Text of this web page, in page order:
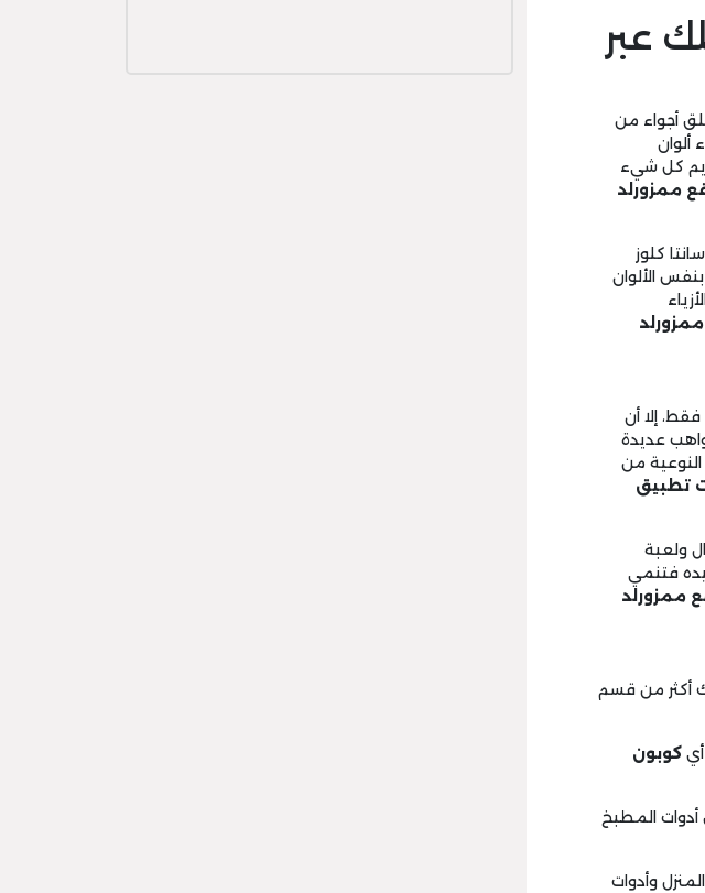
عبر
أجواء من
ألوان
كل شيء
ممزورلد
كلوز
الألوان
إلا أن
عديدة
النوعية من
تطبيق
ولعبة
فتنمي
ممزورلد
أكثر من قسم
كوبون
أدوات المطبخ
وأدوات